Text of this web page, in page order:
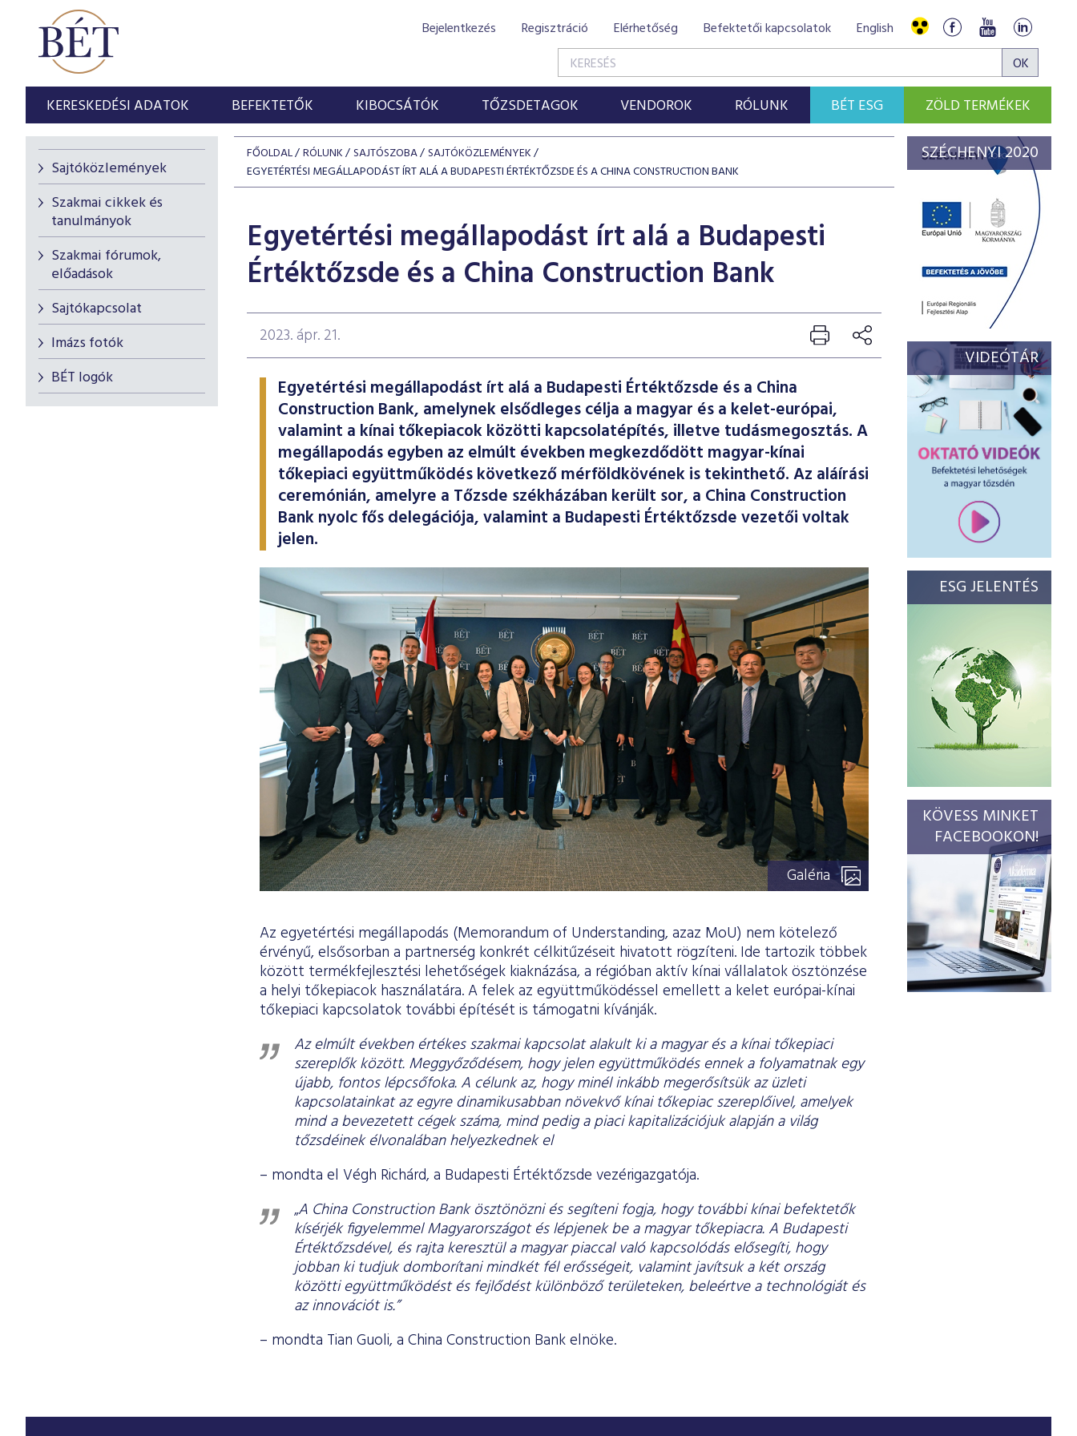
Bejelentkezés Regisztráció Elérhetőség Befektetői kapcsolatok English
KERESKEDÉSI ADATOK BEFEKTETŐK KIBOCSÁTÓK TŐZSDETAGOK VENDOROK RÓLUNK BÉT ESG ZÖLD TERMÉKEK
Sajtóközlemények
Szakmai cikkek és
tanulmányok
Szakmai fórumok,
előadások
Sajtókapcsolat
Imázs fotók
BÉT logók
FŐOLDAL RÓLUNK SAJTÓSZOBA SAJTÓKÖZLEMÉNYEK
EGYETÉRTÉSI MEGÁLLAPODÁST ÍRT ALÁ A BUDAPESTI ÉRTÉKTŐZSDE ÉS A CHINA CONSTRUCTION BANK
Egyetértési megállapodást írt alá a Budapesti
Értéktőzsde és a China Construction Bank
2023. ápr. 21.
Egyetértési megállapodást írt alá a Budapesti Értéktőzsde és a China
Construction Bank, amelynek elsődleges célja a magyar és a kelet-európai,
valamint a kínai tőkepiacok közötti kapcsolatépítés, illetve tudásmegosztás. A
megállapodás egyben az elmúlt években megkezdődött magyar-kínai
tőkepiaci együttműködés következő mérföldkövének is tekinthető. Az aláírási
ceremónián, amelyre a Tőzsde székházában került sor, a China Construction
Bank nyolc fős delegációja, valamint a Budapesti Értéktőzsde vezetői voltak
jelen.
Galéria
Az egyetértési megállapodás (Memorandum of Understanding, azaz MoU) nem kötelező
érvényű, elsősorban a partnerség konkrét célkitűzéseit hivatott rögzíteni. Ide tartozik többek
között termékfejlesztési lehetőségek kiaknázása, a régióban aktív kínai vállalatok ösztönzése
a helyi tőkepiacok használatára. A felek az együttműködéssel emellett a kelet európai-kínai
tőkepiaci kapcsolatok további építését is támogatni kívánják.
Az elmúlt években értékes szakmai kapcsolat alakult ki a magyar és a kínai tőkepiaci
szereplők között. Meggyőződésem, hogy jelen együttműködés ennek a folyamatnak egy
újabb, fontos lépcsőfoka. A célunk az, hogy minél inkább megerősítsük az üzleti
kapcsolatainkat az egyre dinamikusabban növekvő kínai tőkepiac szereplőivel, amelyek
mind a bevezetett cégek száma, mind pedig a piaci kapitalizációjuk alapján a világ
tőzsdéinek élvonalában helyezkednek el
– mondta el Végh Richárd, a Budapesti Értéktőzsde vezérigazgatója.
„A China Construction Bank ösztönözni és segíteni fogja, hogy további kínai befektetők
kísérjék figyelemmel Magyarországot és lépjenek be a magyar tőkepiacra. A Budapesti
Értéktőzsdével, és rajta keresztül a magyar piaccal való kapcsolódás elősegíti, hogy
jobban ki tudjuk domborítani mindkét fél erősségeit, valamint javítsuk a két ország
közötti együttműködést és fejlődést különböző területeken, beleértve a technológiát és
az innovációt is.”
– mondta Tian Guoli, a China Construction Bank elnöke.
SZÉCHENYI 2020
VIDEÓTÁR
ESG JELENTÉS
KÖVESS MINKET
FACEBOOKON!